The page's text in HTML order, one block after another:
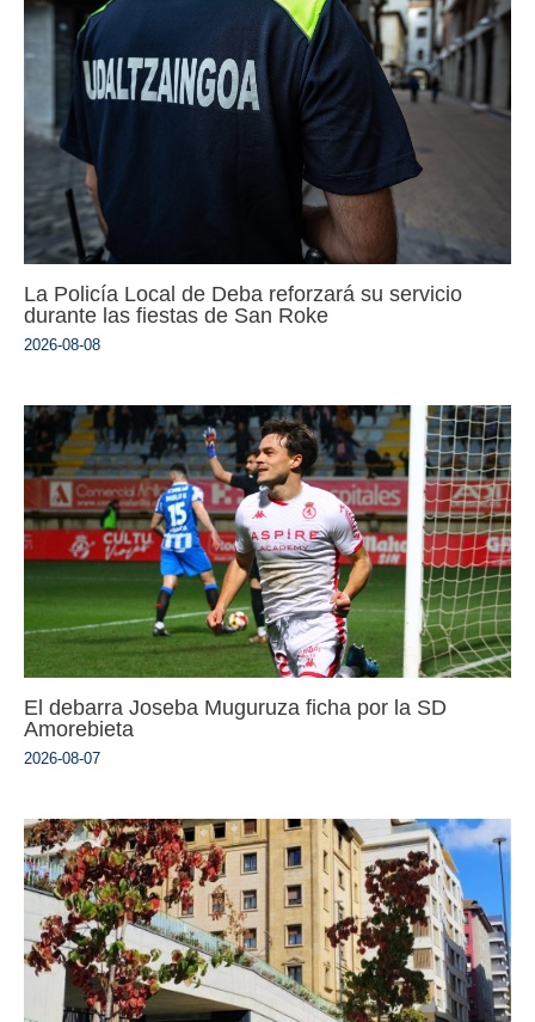
La Policía Local de Deba reforzará su servicio
durante las fiestas de San Roke
2026-08-08
El debarra Joseba Muguruza ficha por la SD
Amorebieta
2026-08-07